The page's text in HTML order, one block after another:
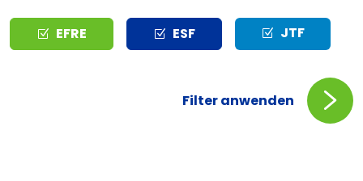
Typ EFRE ESF JTF
Filter anwenden